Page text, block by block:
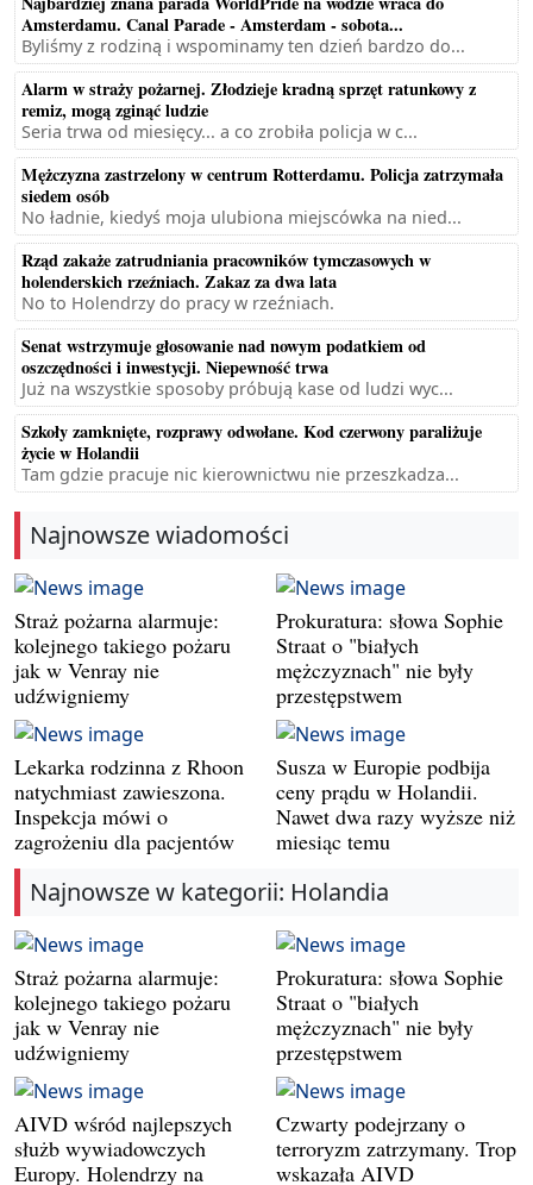
Amsterdamu. Canal Parade - Amsterdam - sobota...
Byliśmy z rodziną i wspominamy ten dzień bardzo do...
Alarm w straży pożarnej. Złodzieje kradną sprzęt ratunkowy z
remiz, mogą zginąć ludzie
Seria trwa od miesięcy... a co zrobiła policja w c...
Mężczyzna zastrzelony w centrum Rotterdamu. Policja zatrzymała
siedem osób
No ładnie, kiedyś moja ulubiona miejscówka na nied...
Rząd zakaże zatrudniania pracowników tymczasowych w
holenderskich rzeźniach. Zakaz za dwa lata
No to Holendrzy do pracy w rzeźniach.
Senat wstrzymuje głosowanie nad nowym podatkiem od
oszczędności i inwestycji. Niepewność trwa
Już na wszystkie sposoby próbują kase od ludzi wyc...
Szkoły zamknięte, rozprawy odwołane. Kod czerwony paraliżuje
życie w Holandii
Tam gdzie pracuje nic kierownictwu nie przeszkadza...
Najnowsze wiadomości
Straż pożarna alarmuje:
kolejnego takiego pożaru
jak w Venray nie
udźwigniemy
Prokuratura: słowa Sophie
Straat o "białych
mężczyznach" nie były
przestępstwem
Lekarka rodzinna z Rhoon
natychmiast zawieszona.
Inspekcja mówi o
zagrożeniu dla pacjentów
Susza w Europie podbija
ceny prądu w Holandii.
Nawet dwa razy wyższe niż
miesiąc temu
Najnowsze w kategorii: Holandia
Straż pożarna alarmuje:
kolejnego takiego pożaru
jak w Venray nie
udźwigniemy
Prokuratura: słowa Sophie
Straat o "białych
mężczyznach" nie były
przestępstwem
AIVD wśród najlepszych
służb wywiadowczych
Europy. Holendrzy na
Czwarty podejrzany o
terroryzm zatrzymany. Trop
wskazała AIVD